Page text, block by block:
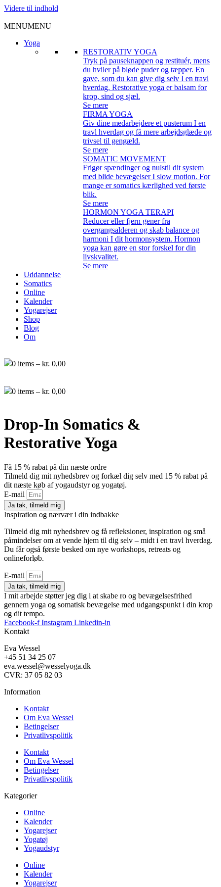
Videre til indhold
MENUMENU
Yoga
RESTORATIV YOGA
Tryk på pauseknappen og restituér, mens
du hviler på bløde puder og tæpper. En
gave, som du kan give dig selv I en travl
hverdag. Restorative yoga er balsam for
krop, sind og sjæl.
Se mere
FIRMA YOGA
Giv dine medarbejdere et pusterum I en
travl hverdag og få mere arbejdsglæde og
trivsel til gengæld.
Se mere
SOMATIC MOVEMENT
Frigør spændinger og nulstil dit system
med blide bevægelser I slow motion. For
mange er somatics kærlighed ved første
blik.
Se mere
HORMON YOGA TERAPI
Reducer eller fjern gener fra
overgangsalderen og skab balance og
harmoni I dit hormonsystem. Hormon
yoga kan gøre en stor forskel for din
livskvalitet.
Se mere
Uddannelse
Somatics
Online
Kalender
Yogarejser
Shop
Blog
Om
0 items – kr. 0,00
0 items – kr. 0,00
Drop-In Somatics &
Restorative Yoga
Få 15 % rabat på din næste ordre
Tilmeld dig mit nyhedsbrev og forkæl dig selv med 15 % rabat på
dit næste køb af yogaudstyr og yogatøj.
E-mail
Ja tak, tilmeld mig
Inspiration og nærvær i din indbakke
Tilmeld dig mit nyhedsbrev og få refleksioner, inspiration og små
påmindelser om at vende hjem til dig selv – midt i en travl hverdag.
Du får også første besked om nye workshops, retreats og
onlineforløb.
E-mail
Ja tak, tilmeld mig
I mit arbejde støtter jeg dig i at skabe ro og bevægelsesfrihed
gennem yoga og somatisk bevægelse med udgangspunkt i din krop
og dit tempo.
Facebook-f Instagram Linkedin-in
Kontakt
Eva Wessel
+45 51 34 25 07
eva.wessel@wesselyoga.dk
CVR: 37 05 82 03
Information
Kontakt
Om Eva Wessel
Betingelser
Privatlivspolitik
Kontakt
Om Eva Wessel
Betingelser
Privatlivspolitik
Kategorier
Online
Kalender
Yogarejser
Yogatøj
Yogaudstyr
Online
Kalender
Yogarejser